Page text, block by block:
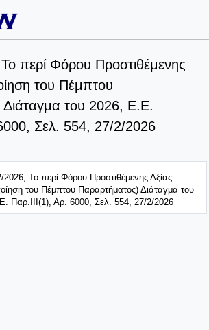
περί Φόρου Προστιθέμενης
του Πέμπτου
του 2026, E.E.
Σελ. 554, 27/2/2026
Το περί Φόρου Προστιθέμενης Αξίας
του Πέμπτου Παραρτήματος) Διάταγμα του
Παρ.ΙΙΙ(1), Αρ. 6000, Σελ. 554, 27/2/2026